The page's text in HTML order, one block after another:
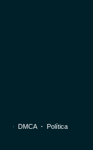
・ DMCA・ Política